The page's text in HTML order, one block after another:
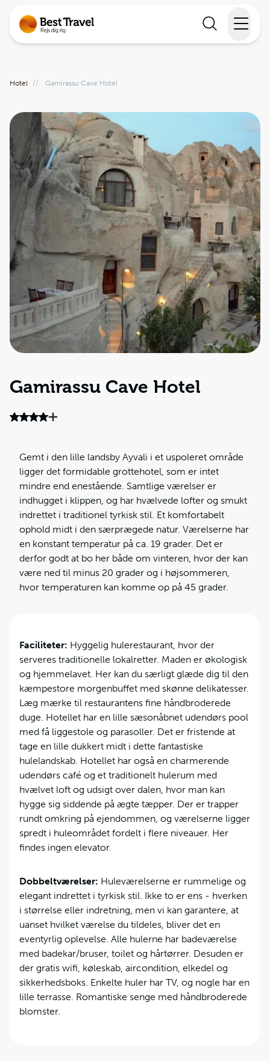
Rejsekalender
Inspiration
Information
Min Rejse
Hotel // Gamirassu Cave Hotel
Gamirassu Cave Hotel
Gemt i den lille landsby Ayvali i et uspoleret område
ligger det formidable grottehotel, som er intet
mindre end enestående. Samtlige værelser er
indhugget i klippen, og har hvælvede lofter og smukt
indrettet i traditionel tyrkisk stil. Et komfortabelt
ophold midt i den særprægede natur. Værelserne har
en konstant temperatur på ca. 19 grader. Det er
derfor godt at bo her både om vinteren, hvor der kan
være ned til minus 20 grader og i højsommeren,
hvor temperaturen kan komme op på 45 grader.
Faciliteter: Hyggelig hulerestaurant, hvor der
serveres traditionelle lokalretter. Maden er økologisk
og hjemmelavet. Her kan du særligt glæde dig til den
kæmpestore morgenbuffet med skønne delikatesser.
Læg mærke til restaurantens fine håndbroderede
duge. Hotellet har en lille sæsonåbnet udendørs pool
med få liggestole og parasoller. Det er fristende at
tage en lille dukkert midt i dette fantastiske
hulelandskab. Hotellet har også en charmerende
udendørs café og et traditionelt hulerum med
hvælvet loft og udsigt over dalen, hvor man kan
hygge sig siddende på ægte tæpper. Der er trapper
rundt omkring på ejendommen, og værelserne ligger
spredt i huleområdet fordelt i flere niveauer. Her
findes ingen elevator.
Dobbeltværelser: Huleværelserne er rummelige og
elegant indrettet i tyrkisk stil. Ikke to er ens - hverken
i størrelse eller indretning, men vi kan garantere, at
uanset hvilket værelse du tildeles, bliver det en
eventyrlig oplevelse. Alle hulerne har badeværelse
med badekar/bruser, toilet og hårtørrer. Desuden er
der gratis wifi, køleskab, aircondition, elkedel og
sikkerhedsboks. Enkelte huler har TV, og nogle har en
lille terrasse. Romantiske senge med håndbroderede
blomster.